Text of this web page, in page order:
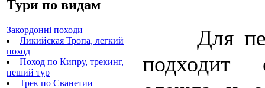
Тури по видам
Закордонні походи
Ликийская Тропа, легкий
поход
Поход по Кипру, трекинг,
пеший тур
Трек по Сванетии
Для
подходит